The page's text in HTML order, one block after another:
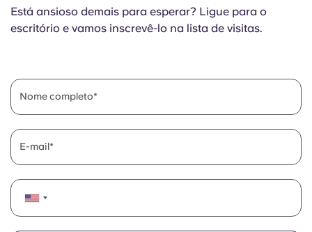
Está ansioso demais para esperar? Ligue para o
escritório e vamos inscrevê-lo na lista de visitas.
Nome completo
E-mail